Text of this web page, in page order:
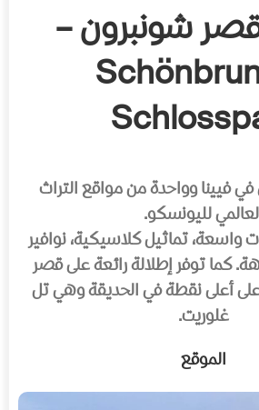
شونبرون –
فيينا وواحدة من مواقع التراث
لليونسكو.
واسعة، تماثيل كلاسيكية، نوافير
كما توفر إطلالة رائعة على قصر
أعلى نقطة في الحديقة وهي تل
غلوريت.
الموقع